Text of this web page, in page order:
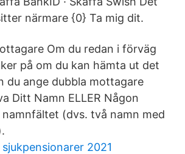
närmare {0} Ta mig dit.
Om du redan i förväg
på om du kan hämta ut det
du ange dubbla mottagare
Ditt Namn ELLER Någon
namnfältet (dvs. två namn med
2021